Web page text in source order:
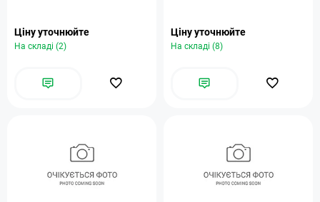
Ціну уточнюйте
На складі (2)
Ціну уточнюйте
На складі (8)